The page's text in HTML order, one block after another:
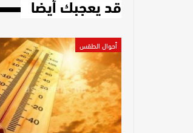
قد يعجبك أيضا
أحوال الطقس